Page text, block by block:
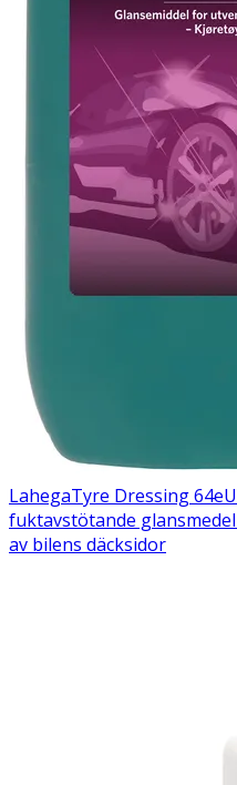
LahegaTyre Dressing 64e
fuktavstötande
av bilens däcksidor